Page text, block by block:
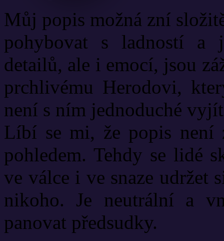
Můj popis možná zní
pohybovat s ladností a
detailů, ale i emocí, jsou
prchlivému Herodovi,
není s ním jednoduché
Líbí se mi, že popis není
pohledem. Tehdy se lidé
ve válce i ve snaze udržet
nikoho. Je neutrální a
panovat předsudky.